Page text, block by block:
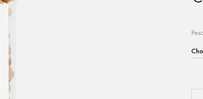
Palline
e porta riporti
porta bocconi